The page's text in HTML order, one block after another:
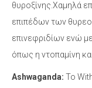
θυροξίνης.Χαμηλά
επιπέδων των
επινεφριδίων ενώ
όπως η ντοπαμίνη
Ashwaganda: Το